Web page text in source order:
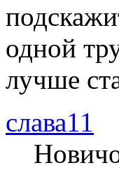
одной
лучше
слава11